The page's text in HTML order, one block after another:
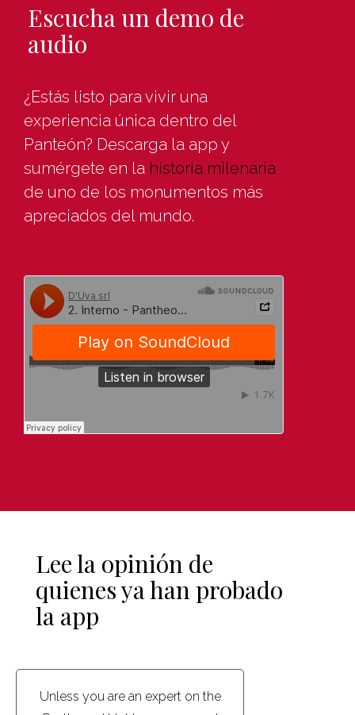
Escucha un demo de
audio
¿Estás listo para vivir una
experiencia única dentro del
Panteón? Descarga la app y
sumérgete en la historia milenaria
de uno de los monumentos más
apreciados del mundo.
Lee la opinión de
quienes ya han probado
la app
Unless you are an expert on the